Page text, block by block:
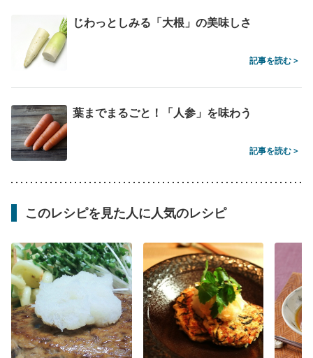
じわっとしみる「大根」の美味しさ
記事を読む >
葉までまるごと！「人参」を味わう
記事を読む >
このレシピを見た人に人気のレシピ